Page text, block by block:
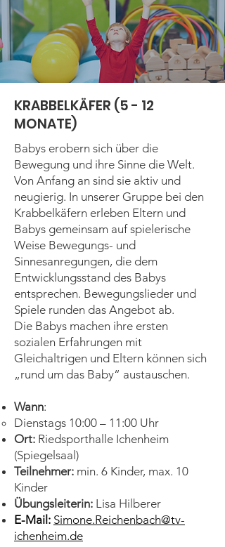
KRABBELKÄFER (5 - 12
MONATE)
Babys erobern sich über die
Bewegung und ihre Sinne die Welt.
Von Anfang an sind sie aktiv und
neugierig. In unserer Gruppe bei den
Krabbelkäfern erleben Eltern und
Babys gemeinsam auf spielerische
Weise Bewegungs- und
Sinnesanregungen, die dem
Entwicklungsstand des Babys
entsprechen. Bewegungslieder und
Spiele runden das Angebot ab.
Die Babys machen ihre ersten
sozialen Erfahrungen mit
Gleichaltrigen und Eltern können sich
„rund um das Baby“ austauschen.
Wann:
Dienstags 10:00 – 11:00 Uhr
Ort: Riedsporthalle Ichenheim
(Spiegelsaal)
Teilnehmer: min. 6 Kinder, max. 10
Kinder
Übungsleiterin: Lisa Hilberer
E-Mail: Simone.Reichenbach@tv-
ichenheim.de